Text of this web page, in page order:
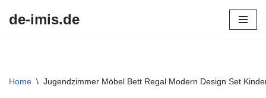
de-imis.de
Home \ Jugendzimmer Möbel Bett Regal Modern Design Set